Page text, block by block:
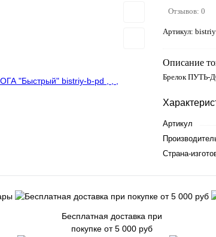
Отзывов: 0
Артикул:
Описание
Брелок ПУТЬ-
Артикул
Страна-
Бесплатная доставка при
покупке от 5 000 руб